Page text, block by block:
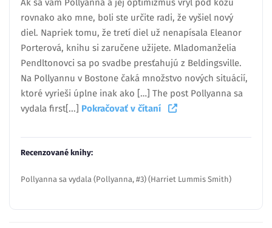
Ak sa vám Pollyanna a jej optimizmus vryl pod kožu
rovnako ako mne, boli ste určite radi, že vyšiel nový
diel. Napriek tomu, že tretí diel už nenapísala Eleanor
Porterová, knihu si zaručene užijete. Mladomanželia
Pendltonovci sa po svadbe presťahujú z Beldingsville.
Na Pollyannu v Bostone čaká množstvo nových situácií,
ktoré vyrieši úplne inak ako […] The post Pollyanna sa
vydala first[...] Pokračovať v čítaní
Recenzované knihy:
Pollyanna sa vydala (Pollyanna, #3) (Harriet Lummis Smith)